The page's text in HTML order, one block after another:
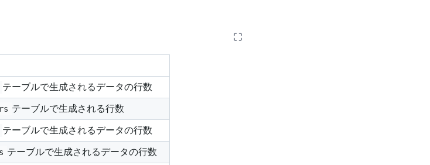
テーブルで生成されるデータの行数
テーブルで生成される行数
テーブルで生成されるデータの行数
テーブルで生成されるデータの行数